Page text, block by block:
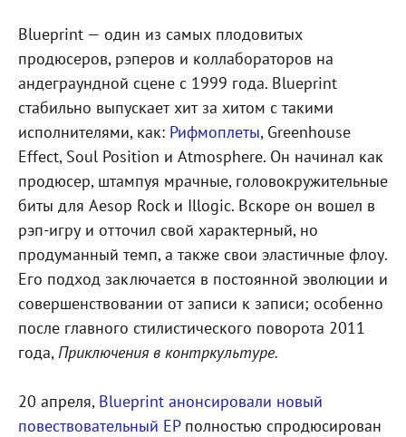
Blueprint — один из самых плодовитых
продюсеров, рэперов и коллабораторов на
андеграундной сцене с 1999 года. Blueprint
стабильно выпускает хит за хитом с такими
исполнителями, как: Рифмоплеты, Greenhouse
Effect, Soul Position и Atmosphere. Он начинал как
продюсер, штампуя мрачные, головокружительные
биты для Aesop Rock и Illogic. Вскоре он вошел в
рэп-игру и отточил свой характерный, но
продуманный темп, а также свои эластичные флоу.
Его подход заключается в постоянной эволюции и
совершенствовании от записи к записи; особенно
после главного стилистического поворота 2011
года,Приключения в контркультуре.
20 апреля, Blueprint анонсировали новый
повествовательный EPполностью спродюсирован